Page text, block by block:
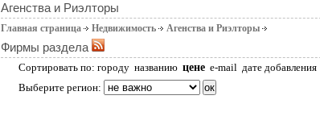
Агенства и Риэлторы
Главная страница Недвижимость Агенства и Риэлторы
Фирмы раздела
Сортировать по: городу названию цене e-mail дате добавления
Выберите регион: